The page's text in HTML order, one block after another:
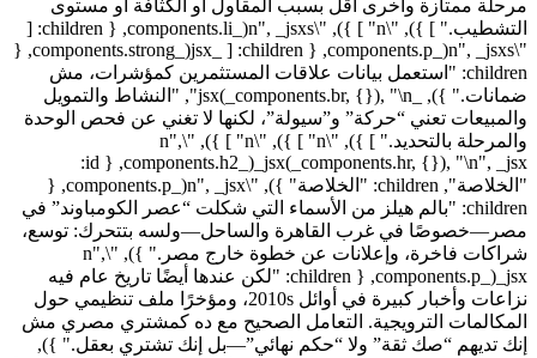
مرحلة ممتازة وأخرى أقل بسبب المقاول أو الكثافة أو مستوى
التشطيب." ] }), "\n" ] }), "\n", _jsxs(_components.li, { children: [
"\n", _jsxs(_components.p, { children: [ _jsx(_components.strong, {
children: "استعمل بيانات علاقات المستثمرين كمؤشرات، مش
ضمانات." }), _jsx(_components.br, {}), "\n", "النشاط والتمويل
والمبيعات تعني “حركة” و”سيولة”، لكنها لا تغني عن فحص الوحدة
والمرحلة بالتحديد." ] }), "\n" ] }), "\n" ] }), "\n",
_jsx(_components.hr, {}), "\n", _jsx(_components.h2, { id:
"الخلاصة", children: "الخلاصة" }), "\n", _jsx(_components.p, {
children: "بالم هيلز من الأسماء التي شكلت “عصر الكومباوند” في
مصر—خصوصًا في غرب القاهرة والساحل—ولسه بتتحرك: توسع،
شراكات فاخرة، وإعلانات عن خطوة خارج مصر." }), "\n",
_jsx(_components.p, { children: "لكن عندها أيضًا تاريخ عام فيه
نزاعات وأخبار كبيرة في أوائل 2010s، ومؤخرًا ملف تنظيمي حول
المكالمات الترويجية. التعامل الصحيح مع ده كمشتري مصري مش
إنك تديهم “صك ثقة” ولا “حكم نهائي”—بل إنك تشتري بعقل." }),